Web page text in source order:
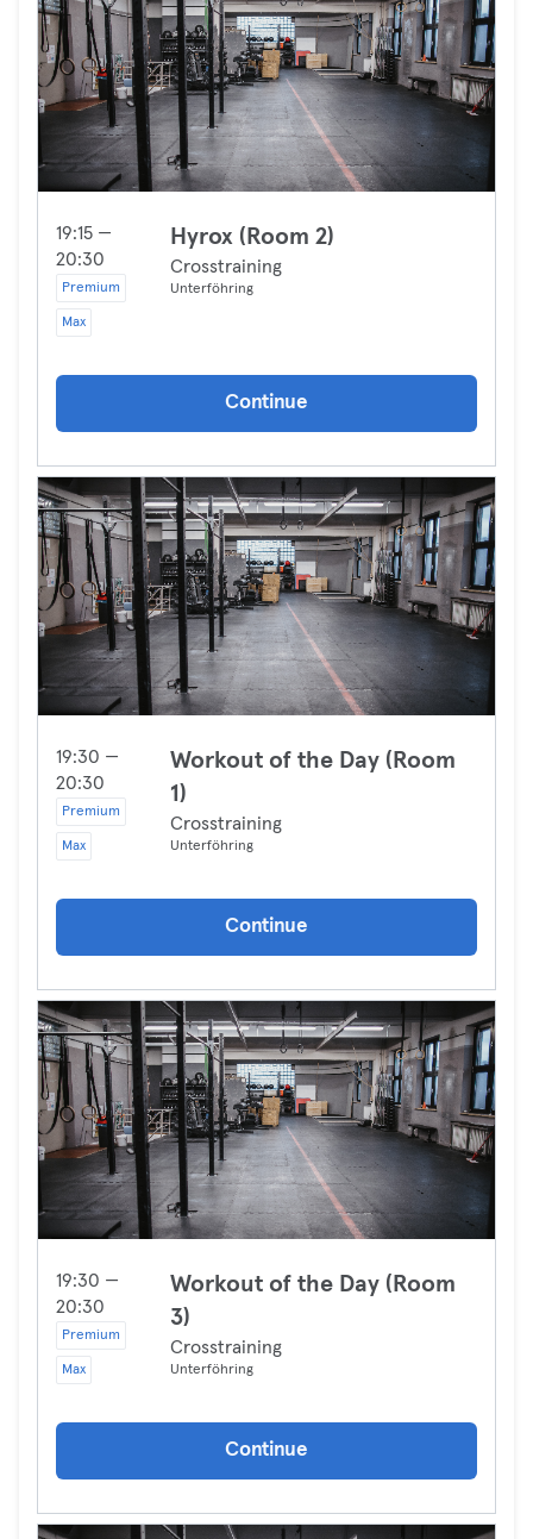
19:15 —
20:30
Premium
Max
Hyrox (Room 2)
Crosstraining
Unterföhring
Continue
19:30 —
20:30
Premium
Max
Workout of the Day (Room
1)
Crosstraining
Unterföhring
Continue
19:30 —
20:30
Premium
Max
Workout of the Day (Room
3)
Crosstraining
Unterföhring
Continue